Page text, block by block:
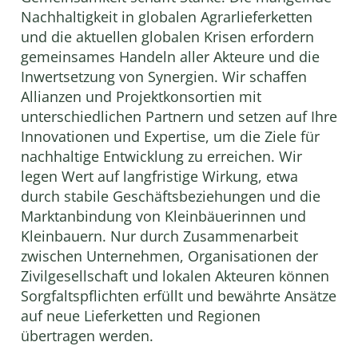
Nachhaltigkeit in globalen Agrarlieferketten
und die aktuellen globalen Krisen erfordern
gemeinsames Handeln aller Akteure und die
Inwertsetzung von Synergien. Wir schaffen
Allianzen und Projektkonsortien mit
unterschiedlichen Partnern und setzen auf Ihre
Innovationen und Expertise, um die Ziele für
nachhaltige Entwicklung zu erreichen. Wir
legen Wert auf langfristige Wirkung, etwa
durch stabile Geschäftsbeziehungen und die
Marktanbindung von Kleinbäuerinnen und
Kleinbauern. Nur durch Zusammenarbeit
zwischen Unternehmen, Organisationen der
Zivilgesellschaft und lokalen Akteuren können
Sorgfaltspflichten erfüllt und bewährte Ansätze
auf neue Lieferketten und Regionen
übertragen werden.